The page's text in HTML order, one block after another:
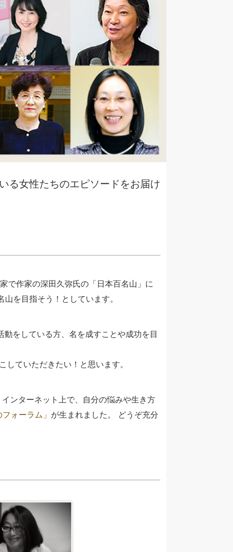
る女性たちのエピソードをお届け
で作家の深田久弥氏の「日本百名山」に
を目指そう！としています。
をしている方、名を成すことや成功を目
ていただきたい！と思います。
インターネット上で、自分の悩みや生き方
ォーラム」 が生まれました。 どうぞ充分